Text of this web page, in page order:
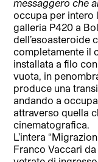
messaggero che
occupa per intero
galleria P420 a
dell’esoasteroide
completamente il
installata a filo
vuota, in
produce una
andando a
attraverso quella
cinematografica.
L’intera
Franco Vaccari